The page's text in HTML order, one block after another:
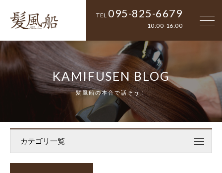
TEL 095-825-6679
10:00-16:00
KAMIFUSEN BLOG
髪風船の本音で話そう！
カテゴリ一覧